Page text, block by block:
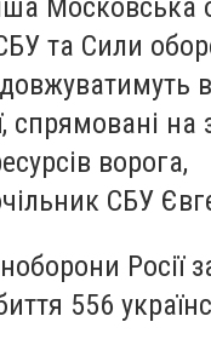
Московська
та Сили
спрямовані
ворога,
СБУ
Росії
556